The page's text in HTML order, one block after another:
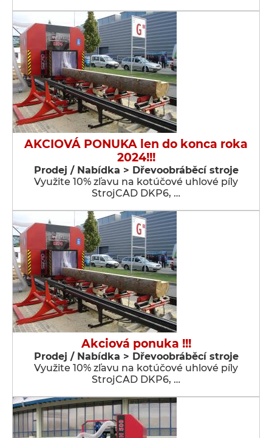
AKCIOVÁ PONUKA len do konca roka
2024!!!
Prodej / Nabídka > Dřevoobráběcí stroje
Využite 10% zľavu na kotúčové uhlové píly
StrojCAD DKP6, …
Akciová ponuka !!!
Prodej / Nabídka > Dřevoobráběcí stroje
Využite 10% zľavu na kotúčové uhlové píly
StrojCAD DKP6, …